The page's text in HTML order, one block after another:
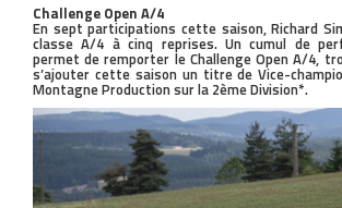
Challenge Open A/4
En sept participations cette saison, Richard
classe A/4 à cinq reprises. Un cumul de
permet de remporter le Challenge Open A/4,
s’ajouter cette saison un titre de Vice-
Montagne Production sur la 2ème Division*.